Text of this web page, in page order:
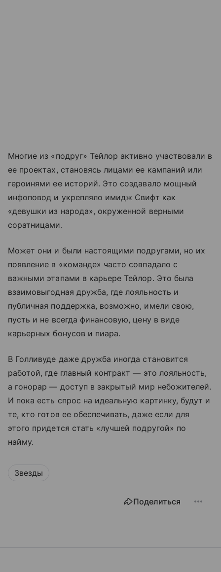
Многие из «подруг» Тейлор активно участвовали в
ее проектах, становясь лицами ее кампаний или
героинями ее историй. Это создавало мощный
инфоповод и укрепляло имидж Свифт как
«девушки из народа», окруженной верными
соратницами.
Может они и были настоящими подругами, но их
появление в «команде» часто совпадало с
важными этапами в карьере Тейлор. Это была
взаимовыгодная дружба, где лояльность и
публичная поддержка, возможно, имели свою,
пусть и не всегда финансовую, цену в виде
карьерных бонусов и пиара.
В Голливуде даже дружба иногда становится
работой, где главный контракт — это лояльность,
а гонорар — доступ в закрытый мир небожителей.
И пока есть спрос на идеальную картинку, будут и
те, кто готов ее обеспечивать, даже если для
этого придется стать «лучшей подругой» по
найму.
Звезды
Поделиться